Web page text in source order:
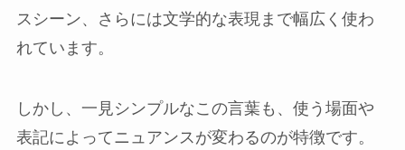
スシーン、さらには文学的な表現まで幅広く使わ
れています。
しかし、一見シンプルなこの言葉も、使う場面や
表記によってニュアンスが変わるのが特徴です。